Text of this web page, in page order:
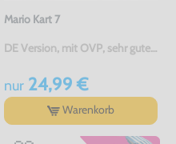
Mario Kart 7
DE Version, mit OVP, sehr guter Zustand, gebraucht
nur24,99 €
Warenkorb